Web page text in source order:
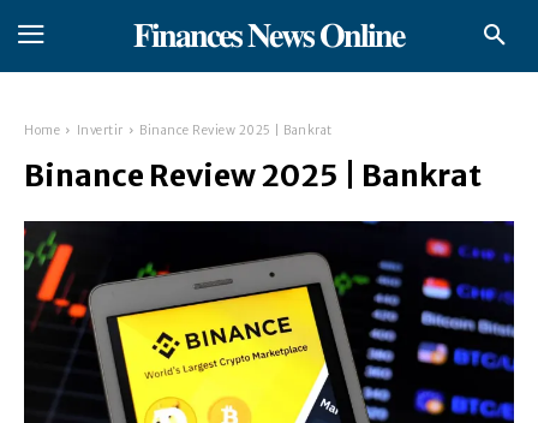
𝐅𝐢𝐧𝐚𝐧𝐜𝐞𝐬 𝐍𝐞𝐰𝐬 𝐎𝐧𝐥𝐢𝐧𝐞
Home Invertir Binance Review 2025 | Bankrat
Binance Review 2025 | Bankrat